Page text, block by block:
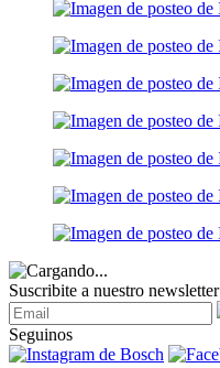
Suscribite a nuestro newsletter
Seguinos